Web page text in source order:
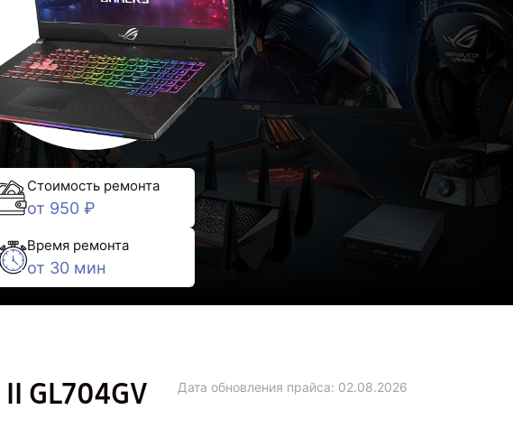
Стоимость ремонта
от 950 ₽
Время ремонта
от 30 мин
GL704GV
Дата обновления прайса: 02.08.2026